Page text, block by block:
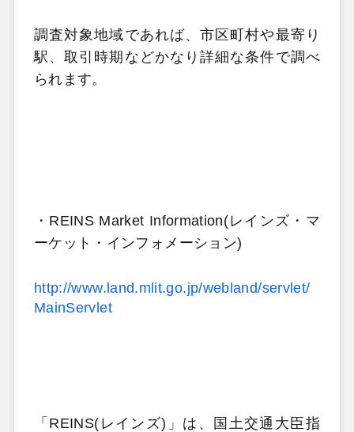
調査対象地域であれば、市区町村や最寄り
駅、取引時期などかなり詳細な条件で調べ
られます。
・ REINS Market Information(レインズ・マ
ーケット・インフォメーション)
http://www.land.mlit.go.jp/webland/servlet/
MainServlet
「 REINS( レインズ) 」は、国土交通大臣指